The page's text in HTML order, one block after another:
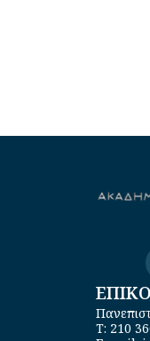
Τ: 210